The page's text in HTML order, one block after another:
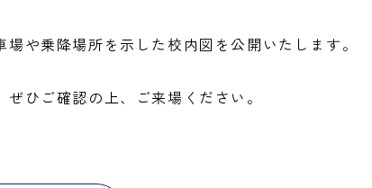
や乗降場所を示した校内図を公開いたします。
ひご確認の上、ご来場ください。